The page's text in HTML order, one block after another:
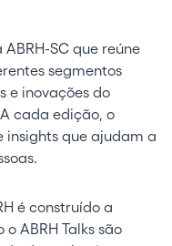
SC que reúne
segmentos
e inovações do
cada edição, o
insights que ajudam a
é construído a
ABRH Talks são